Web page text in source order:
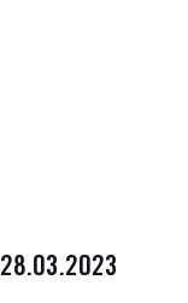
28.03.2023